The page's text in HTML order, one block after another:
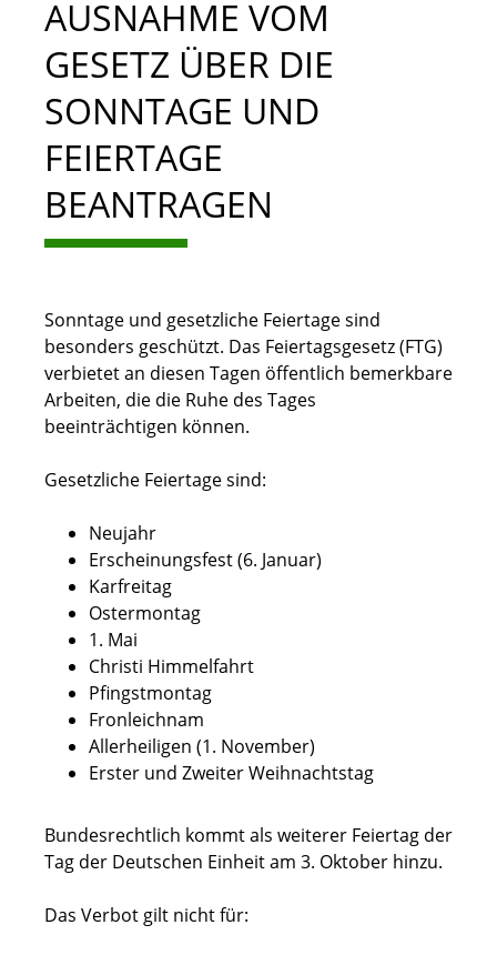
AUSNAHME VOM
GESETZ ÜBER DIE
SONNTAGE UND
FEIERTAGE
BEANTRAGEN
Sonntage und gesetzliche Feiertage sind
besonders geschützt. Das Feiertagsgesetz (FTG)
verbietet an diesen Tagen öffentlich bemerkbare
Arbeiten, die die Ruhe des Tages
beeinträchtigen können.
Gesetzliche Feiertage sind:
Neujahr
Erscheinungsfest (6. Januar)
Karfreitag
Ostermontag
1. Mai
Christi Himmelfahrt
Pfingstmontag
Fronleichnam
Allerheiligen (1. November)
Erster und Zweiter Weihnachtstag
Bundesrechtlich kommt als weiterer Feiertag der
Tag der Deutschen Einheit am 3. Oktober hinzu.
Das Verbot gilt nicht für: